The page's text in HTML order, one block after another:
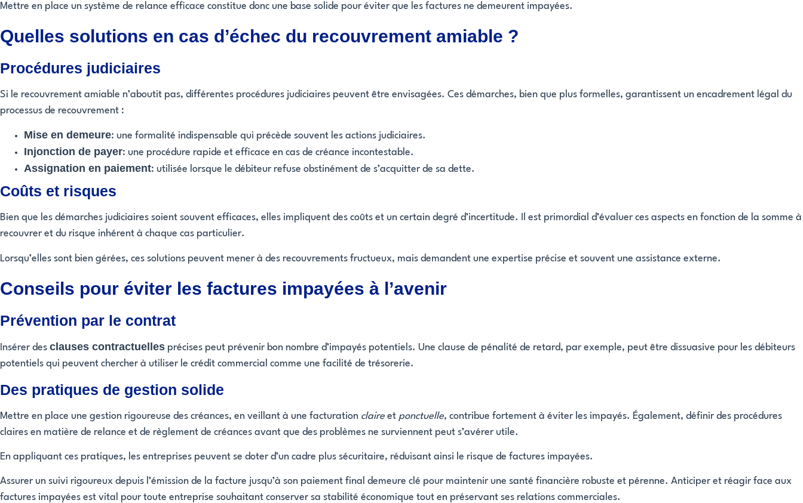
Mettre en place un système de relance efficace constitue donc une base solide pour éviter que les factures ne demeurent impayées.
Quelles solutions en cas d’échec du recouvrement amiable ?
Procédures judiciaires
Si le recouvrement amiable n’aboutit pas, différentes procédures judiciaires peuvent être envisagées. Ces démarches, bien que plus formelles, garantissent un encadrement légal du
processus de recouvrement :
Mise en demeure: une formalité indispensable qui précède souvent les actions judiciaires.
Injonction de payer: une procédure rapide et efficace en cas de créance incontestable.
Assignation en paiement: utilisée lorsque le débiteur refuse obstinément de s’acquitter de sa dette.
Coûts et risques
Bien que les démarches judiciaires soient souvent efficaces, elles impliquent des coûts et un certain degré d’incertitude. Il est primordial d’évaluer ces aspects en fonction de la somme à
recouvrer et du risque inhérent à chaque cas particulier.
Lorsqu’elles sont bien gérées, ces solutions peuvent mener à des recouvrements fructueux, mais demandent une expertise précise et souvent une assistance externe.
Conseils pour éviter les factures impayées à l’avenir
Prévention par le contrat
Insérer des clauses contractuelles précises peut prévenir bon nombre d’impayés potentiels. Une clause de pénalité de retard, par exemple, peut être dissuasive pour les débiteurs
potentiels qui peuvent chercher à utiliser le crédit commercial comme une facilité de trésorerie.
Des pratiques de gestion solide
Mettre en place une gestion rigoureuse des créances, en veillant à une facturation claire et ponctuelle, contribue fortement à éviter les impayés. Également, définir des procédures
claires en matière de relance et de règlement de créances avant que des problèmes ne surviennent peut s’avérer utile.
En appliquant ces pratiques, les entreprises peuvent se doter d’un cadre plus sécuritaire, réduisant ainsi le risque de factures impayées.
Assurer un suivi rigoureux depuis l’émission de la facture jusqu’à son paiement final demeure clé pour maintenir une santé financière robuste et pérenne. Anticiper et réagir face aux
factures impayées est vital pour toute entreprise souhaitant conserver sa stabilité économique tout en préservant ses relations commerciales.